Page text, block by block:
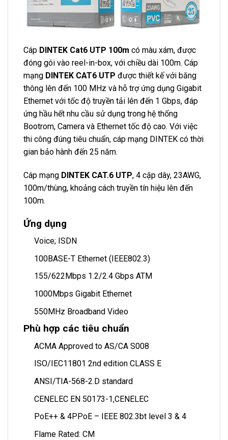
Cáp DINTEK Cat6 UTP 100m có màu xám, được
đóng gói vào reel-in-box, với chiều dài 100m. Cáp
mạng DINTEK CAT6 UTP được thiết kế với băng
thông lên đến 100 MHz và hỗ trợ ứng dụng Gigabit
Ethernet với tốc độ truyền tải lên đến 1 Gbps, đáp
ứng hầu hết nhu cầu sử dụng trong hệ thống
Bootrom, Camera và Ethernet tốc độ cao. Với việc
thi công đúng tiêu chuẩn, cáp mạng DINTEK có thời
gian bảo hành đến 25 năm.
Cáp mạng DINTEK CAT.6 UTP, 4 cặp dây, 23AWG,
100m/thùng, khoảng cách truyền tín hiệu lên đến
100m.
Ứng dụng
Voice; ISDN
100BASE-T Ethernet (IEEE802.3)
155/622Mbps 1.2/2.4 Gbps ATM
1000Mbps Gigabit Ethernet
550MHz Broadband Video
Phù hợp các tiêu chuẩn
ACMA Approved to AS/CA S008
ISO/IEC11801 2nd edition CLASS E
ANSI/TIA-568-2.D standard
CENELEC EN 50173-1,CENELEC
PoE++ & 4PPoE – IEEE 802.3bt level 3 & 4
Flame Rated: CM